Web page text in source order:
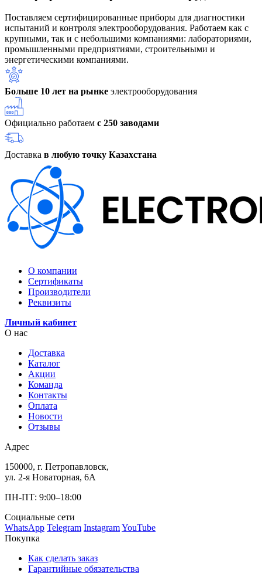
Поставляем сертифицированные приборы для диагностики
испытаний и контроля электрооборудования. Работаем как с
крупными, так и с небольшими компаниями: лабораториями,
промышленными предприятиями, строительными и
энергетическими компаниями.
Больше 10 лет на рынке электрооборудования
Официально работаем с 250 заводами
Доставка в любую точку Казахстана
О компании
Сертификаты
Производители
Реквизиты
Личный кабинет
О нас
Доставка
Каталог
Акции
Команда
Контакты
Оплата
Новости
Отзывы
Адрес
150000, г. Петропавловск,
ул. 2-я Новаторная, 6А
ПН-ПТ: 9:00–18:00
Социальные сети
WhatsApp Telegram InstagramYouTube
Покупка
Как сделать заказ
Гарантийные обязательства